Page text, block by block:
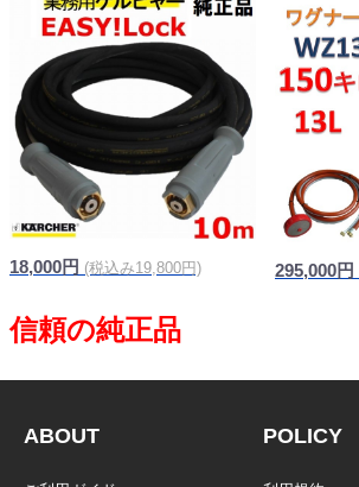
18,000円 (税込み19,800円) 295,000円
ABOUT POLICY